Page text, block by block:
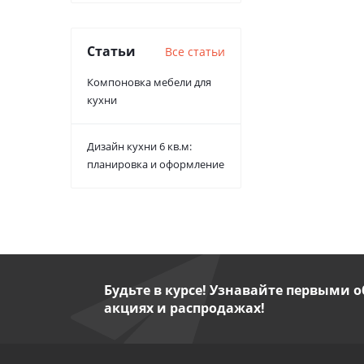
Статьи Все статьи
Компоновка мебели для
кухни
Дизайн кухни 6 кв.м:
планировка и оформление
Будьте в курсе! Узнавайте первыми
акциях и распродажах!